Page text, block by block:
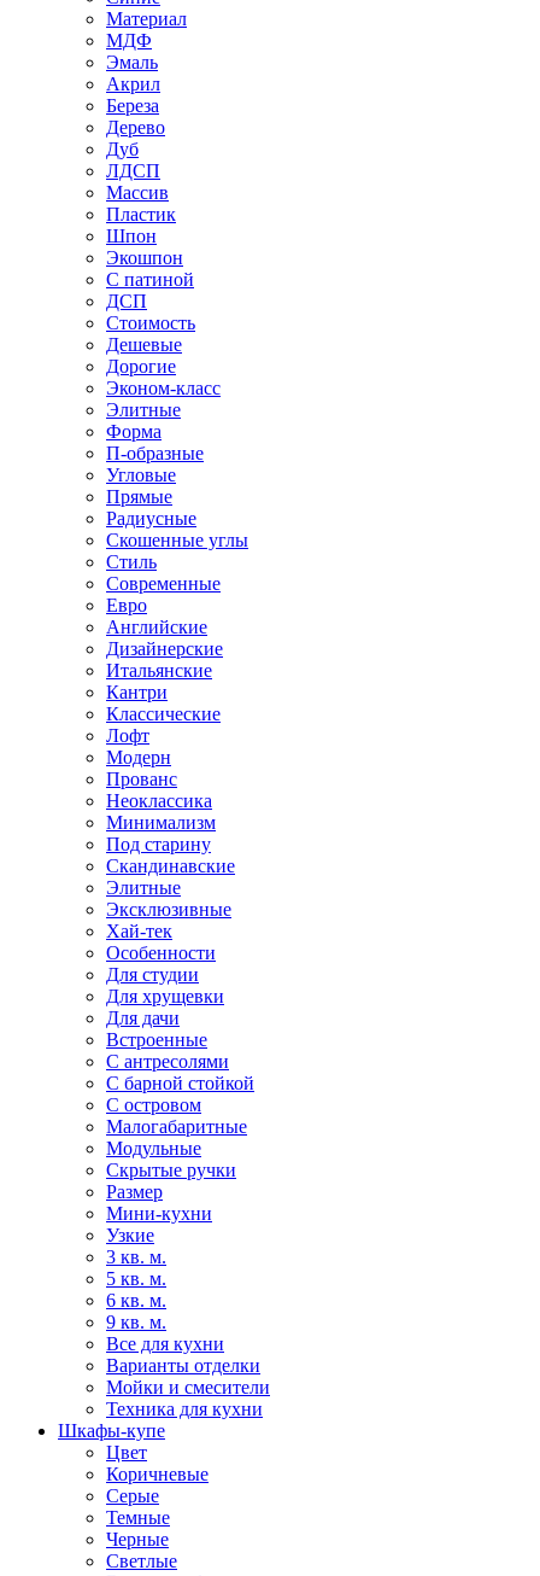
Материал
МДФ
Эмаль
Акрил
Береза
Дерево
Дуб
ЛДСП
Массив
Пластик
Шпон
Экошпон
С патиной
ДСП
Стоимость
Дешевые
Дорогие
Эконом-класс
Элитные
Форма
П-образные
Угловые
Прямые
Радиусные
Скошенные углы
Стиль
Современные
Евро
Английские
Дизайнерские
Итальянские
Кантри
Классические
Лофт
Модерн
Прованс
Неоклассика
Минимализм
Под старину
Скандинавские
Элитные
Эксклюзивные
Хай-тек
Особенности
Для студии
Для хрущевки
Для дачи
Встроенные
С антресолями
С барной стойкой
С островом
Малогабаритные
Модульные
Скрытые ручки
Размер
Мини-кухни
Узкие
3 кв. м.
5 кв. м.
6 кв. м.
9 кв. м.
Все для кухни
Варианты отделки
Мойки и смесители
Техника для кухни
Шкафы-купе
Цвет
Коричневые
Серые
Темные
Черные
Светлые